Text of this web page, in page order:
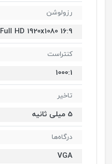
رزولوشن
Full HD 1920x1080 16:9
کنتراست
1000:1
تاخیر
5 میلی ثانیه
درگاه‌ها
VGA